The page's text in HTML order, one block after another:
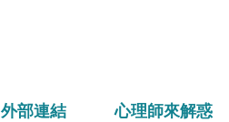
外部連結 心理師來解惑